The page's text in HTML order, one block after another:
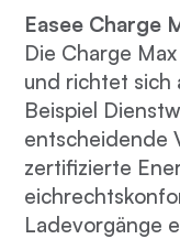
Easee Charge
Die Charge
und richtet sich
Beispiel
entscheidende
zertifizierte
Ladevorgänge